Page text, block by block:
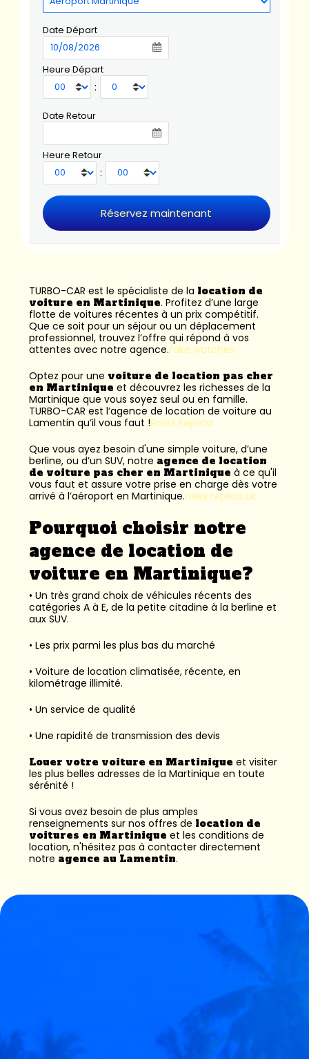
Date Départ
Heure Départ
:
Date Retour
Heure Retour
:
TURBO-CAR est le spécialiste de la location de
voiture en Martinique. Profitez d’une large
flotte de voitures récentes à un prix compétitif.
Que ce soit pour un séjour ou un déplacement
professionnel, trouvez l’offre qui répond à vos
attentes avec notre agence.fake watches
Optez pour une voiture de location pas cher
en Martinique et découvrez les richesses de la
Martinique que vous soyez seul ou en famille.
TURBO-CAR est l’agence de location de voiture au
Lamentin qu’il vous faut !Rolex Replica
Que vous ayez besoin d'une simple voiture, d’une
berline, ou d’un SUV, notre agence de location
de voiture pas cher en Martinique à ce qu'il
vous faut et assure votre prise en charge dès votre
arrivé à l’aéroport en Martinique.rolex replica uk
Pourquoi choisir notre
agence de location de
voiture en Martinique?
• Un très grand choix de véhicules récents des
catégories A à E, de la petite citadine à la berline et
aux SUV.
• Les prix parmi les plus bas du marché
• Voiture de location climatisée, récente, en
kilométrage illimité.
• Un service de qualité
• Une rapidité de transmission des devis
Louer votre voiture en Martinique et visiter
les plus belles adresses de la Martinique en toute
sérénité !
Si vous avez besoin de plus amples
renseignements sur nos offres de location de
voitures en Martinique et les conditions de
location, n'hésitez pas à contacter directement
notre agence au Lamentin.